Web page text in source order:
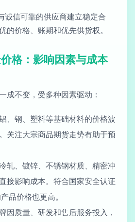
诚信可靠的供应商建立稳定合
的价格、账期和优先供货权。
格：影响因素与成本
成不变，受多种因素驱动：
、钢、塑料等基础材料的价格波
关注大宗商品期货走势有助于预
冷轧、镀锌、不锈钢材质、精密冲
接影响成本。符合国家安全认证
品价格也更高。
因质量、研发和售后服务投入，